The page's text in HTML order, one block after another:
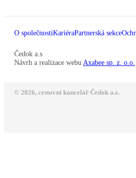
O společnostiKariéraPartnerská sekce
Čedok a.s
Návrh a realizace webu Axabee sp. z. o.o.
© 2026, cestovní kancelář Čedok a.s.